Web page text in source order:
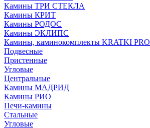
Камины ТРИ СТЕКЛА
Камины КРИТ
Камины РОДОС
Камины ЭКЛИПС
Камины, каминокомплекты KRATKI PRO
Подвесные
Пристенные
Угловые
Центральные
Камины МАДРИД
Камины РИО
Печи-камины
Стальные
Угловые